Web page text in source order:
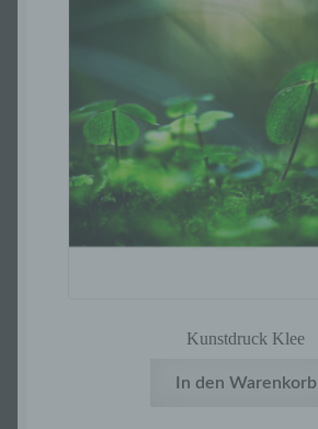
Kunstdruck Klee
In den Warenkorb